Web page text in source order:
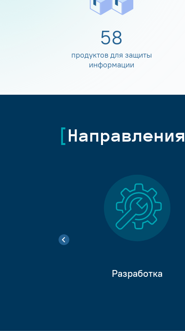
60
продуктов для защиты
информации
Направления
Разработка